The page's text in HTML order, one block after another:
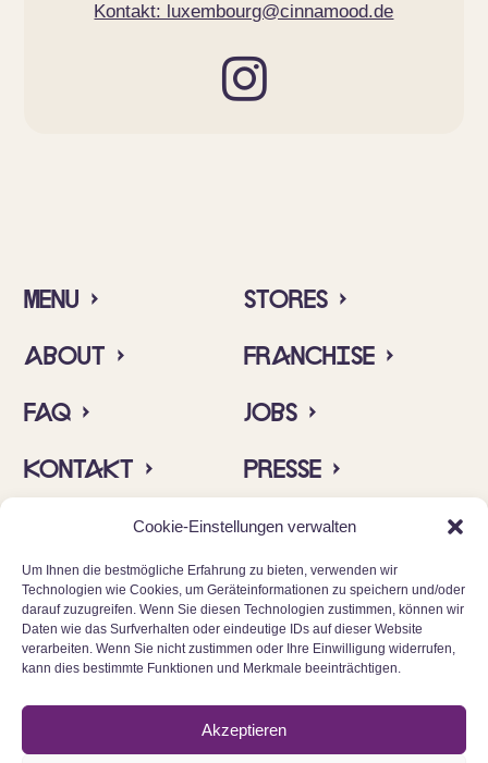
Cookie-Einstellungen verwalten
Um Ihnen die bestmögliche Erfahrung zu bieten, verwenden wir
Technologien wie Cookies, um Geräteinformationen zu speichern und/oder
darauf zuzugreifen. Wenn Sie diesen Technologien zustimmen, können wir
Daten wie das Surfverhalten oder eindeutige IDs auf dieser Website
verarbeiten. Wenn Sie nicht zustimmen oder Ihre Einwilligung widerrufen,
kann dies bestimmte Funktionen und Merkmale beeinträchtigen.
Akzeptieren
Kontakt: luxembourg@cinnamood.de

Menu ›
About ›
FAQ ›
Kontakt ›
Stores ›
Franchise ›
Jobs ›
Presse ›
Allergene ›
Datenschutz